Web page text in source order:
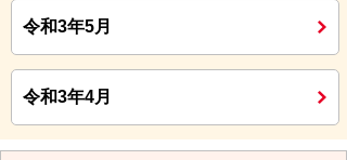
令和3年5月
令和3年4月